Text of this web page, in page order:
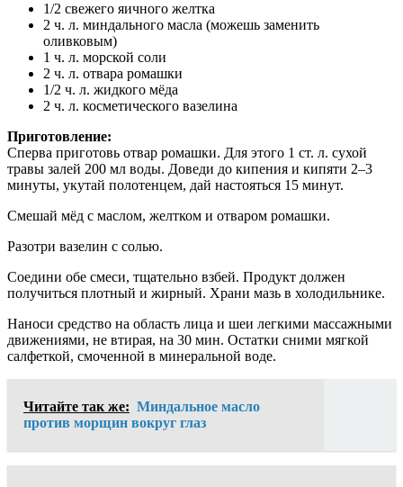
1/2 свежего яичного желтка
2 ч. л. миндального масла (можешь заменить
оливковым)
1 ч. л. морской соли
2 ч. л. отвара ромашки
1/2 ч. л. жидкого мёда
2 ч. л. косметического вазелина
Приготовление:
Сперва приготовь отвар ромашки. Для этого 1 ст. л. сухой
травы залей 200 мл воды. Доведи до кипения и кипяти 2–3
минуты, укутай полотенцем, дай настояться 15 минут.
Смешай мёд с маслом, желтком и отваром ромашки.
Разотри вазелин с солью.
Соедини обе смеси, тщательно взбей. Продукт должен
получиться плотный и жирный. Храни мазь в холодильнике.
Наноси средство на область лица и шеи легкими массажными
движениями, не втирая, на 30 мин. Остатки сними мягкой
салфеткой, смоченной в минеральной воде.
Читайте так же: Миндальное масло
против морщин вокруг глаз